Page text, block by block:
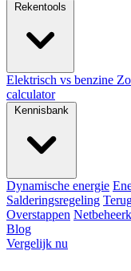
Rekentools
Elektrisch vs benzine
calculator
Kennisbank
Dynamische energie
Salderingsregeling
Overstappen
Blog
Vergelijk nu